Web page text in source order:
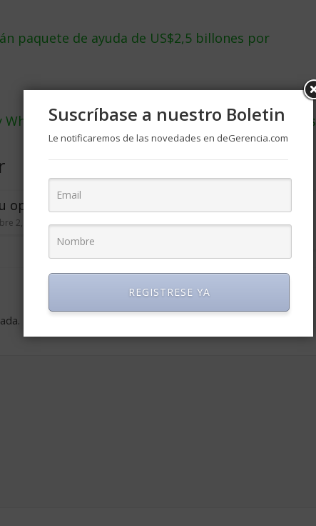
paquete de ayuda de US$2,5 billones por
Whole Foods por condiciones durante coronavirus
oportunidad
2, 2008 4
crisis
Suscríbase a nuestro Boletin
Le notificaremos de las novedades en deGerencia.com
REGISTRESE YA